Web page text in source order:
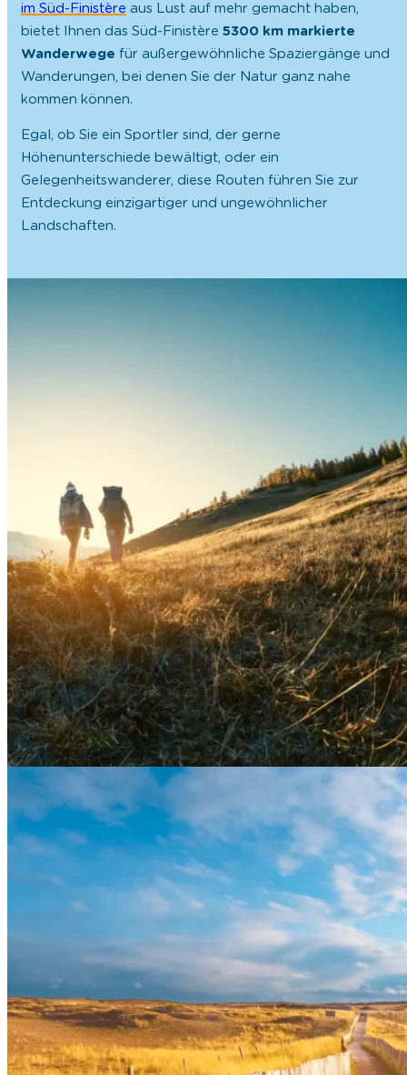
im Süd-Finistère aus Lust auf mehr gemacht haben,
bietet Ihnen das Süd-Finistère 5300 km markierte
Wanderwege für außergewöhnliche Spaziergänge und
Wanderungen, bei denen Sie der Natur ganz nahe
kommen können.
Egal, ob Sie ein Sportler sind, der gerne
Höhenunterschiede bewältigt, oder ein
Gelegenheitswanderer, diese Routen führen Sie zur
Entdeckung einzigartiger und ungewöhnlicher
Landschaften.